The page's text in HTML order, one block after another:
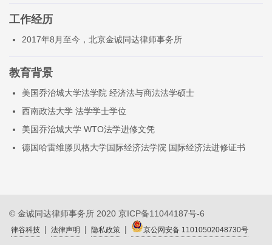
工作经历
2017年8月至今，北京金诚同达律师事务所
教育背景
美国乔治城大学法学院 经济法与商法法学硕士
西南政法大学 法学学士学位
美国乔治城大学 WTO法学进修文凭
德国哈雷维滕贝格大学国际经济法学院 国际经济法进修证书
© 金诚同达律师事务所 2020 京ICP备11044187号-6
律谷科技 | 法律声明 | 隐私政策 | 京公网安备 11010502048730号